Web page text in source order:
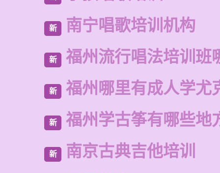
新 南宁唱歌培训机构
新 福州流行唱法培训班
新 福州哪里有成人学尤
新 福州学古筝有哪些地
新 南京古典吉他培训